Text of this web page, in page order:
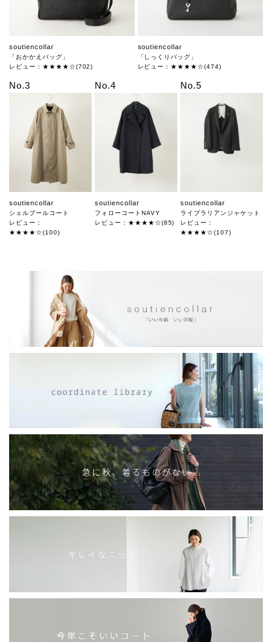
soutiencollar
「おかかえバッグ」
レビュー：★★★★☆(702)
soutiencollar
「しっくりバッグ」
レビュー：★★★★☆(474)
No.3
soutiencollar
シェルブールコート
レビュー：
★★★★☆(100)
No.4
soutiencollar
フォローコートNAVY
レビュー：★★★★☆(85)
No.5
soutiencollar
ライブラリアンジャケット
レビュー：
★★★★☆(107)